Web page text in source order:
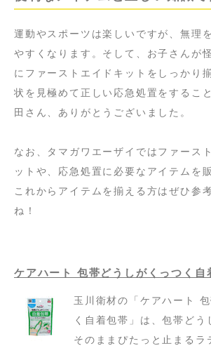
運動やスポーツは楽しいですが、無理
やすくなります。そして、お子さんが
にファーストエイドキットをしっかり
状を見極めて正しい応急処置をするこ
田さん、ありがとうございました。
なお、タマガワエーザイではファース
ットや、応急処置に必要なアイテムを
これからアイテムを揃える方はぜひ参
ね！
ケアハート 包帯どうしがくっつく自
玉川衛材の「ケアハート
く自着包帯」は、包帯どう
そのままぴたっと止まるラ